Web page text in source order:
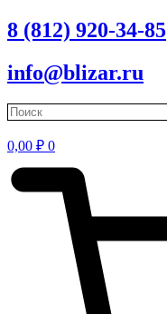
8 (812) 920-34-85
info@blizar.ru
0,00 ₽ 0